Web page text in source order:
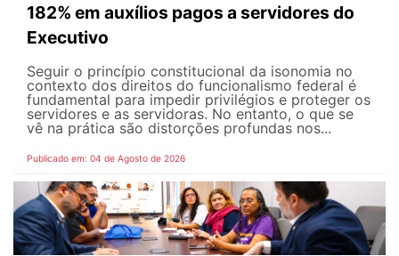
182% em auxílios pagos a servidores do
Executivo
Seguir o princípio constitucional da isonomia no
contexto dos direitos do funcionalismo federal é
fundamental para impedir privilégios e proteger os
servidores e as servidoras. No entanto, o que se
vê na prática são distorções profundas nos...
Publicado em: 04 de Agosto de 2026